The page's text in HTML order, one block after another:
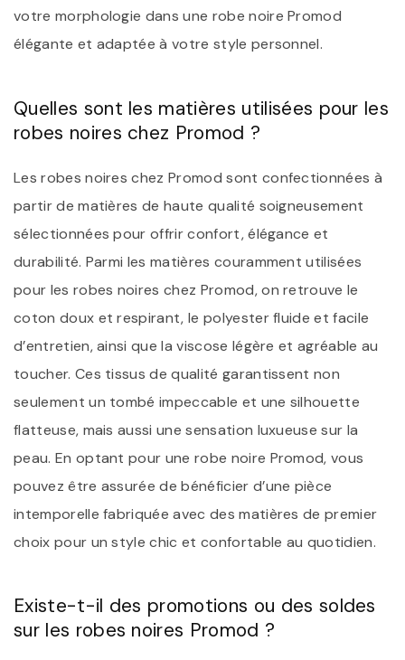
votre morphologie dans une robe noire Promod
élégante et adaptée à votre style personnel.
Quelles sont les matières utilisées pour les
robes noires chez Promod ?
Les robes noires chez Promod sont confectionnées à
partir de matières de haute qualité soigneusement
sélectionnées pour offrir confort, élégance et
durabilité. Parmi les matières couramment utilisées
pour les robes noires chez Promod, on retrouve le
coton doux et respirant, le polyester fluide et facile
d’entretien, ainsi que la viscose légère et agréable au
toucher. Ces tissus de qualité garantissent non
seulement un tombé impeccable et une silhouette
flatteuse, mais aussi une sensation luxueuse sur la
peau. En optant pour une robe noire Promod, vous
pouvez être assurée de bénéficier d’une pièce
intemporelle fabriquée avec des matières de premier
choix pour un style chic et confortable au quotidien.
Existe-t-il des promotions ou des soldes
sur les robes noires Promod ?